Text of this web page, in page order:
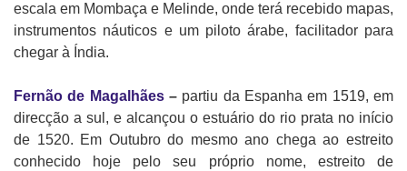
escala em Mombaça e Melinde, onde terá recebido mapas,
instrumentos náuticos e um piloto árabe, facilitador para
chegar à Índia.
Fernão de Magalhães– partiu da Espanha em 1519, em
direcção a sul, e alcançou o estuário do rio prata no início
de 1520. Em Outubro do mesmo ano chega ao estreito
conhecido hoje pelo seu próprio nome, estreito de